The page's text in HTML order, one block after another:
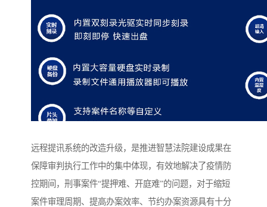
远程提讯系统的改造升级，是推进智慧法院建设成果在
保障审判执行工作中的集中体现，有效地解决了疫情防
控期间，刑事案件“提押难、开庭难”的问题，对于缩短
案件审理周期、提高办案效率、节约办案资源具有十分